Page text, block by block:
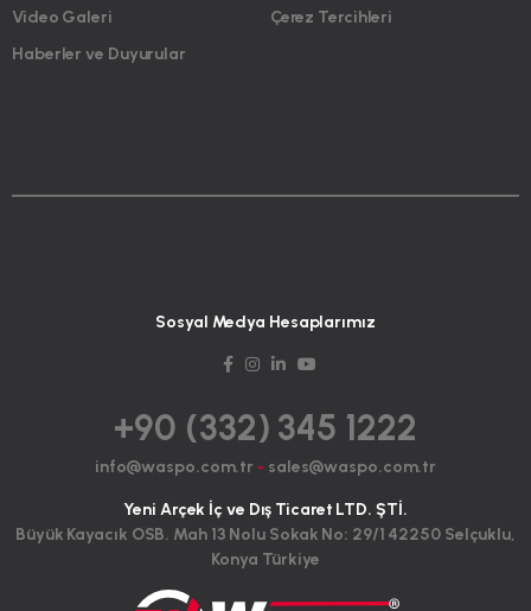
Video Galeri
Haberler ve Duyurular
Çerez Tercihleri
Sosyal Medya Hesaplarımız
+90 (332) 345 1222
info@waspo.com.tr - sales@waspo.com.tr
Yeni Arçek İç ve Dış Ticaret LTD. ŞTİ.
Büyük Kayacık OSB. Mah 13 Nolu Sokak No: 29/1 42250 Selçuklu,
Konya Türkiye